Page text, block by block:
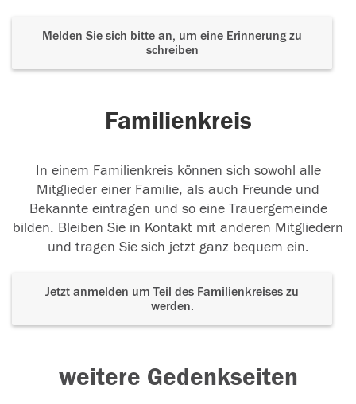
Melden Sie sich bitte an, um eine Erinnerung zu
schreiben
Familienkreis
In einem Familienkreis können sich sowohl alle
Mitglieder einer Familie, als auch Freunde und
Bekannte eintragen und so eine Trauergemeinde
bilden. Bleiben Sie in Kontakt mit anderen Mitgliedern
und tragen Sie sich jetzt ganz bequem ein.
Jetzt anmelden um Teil des Familienkreises zu
werden.
weitere Gedenkseiten